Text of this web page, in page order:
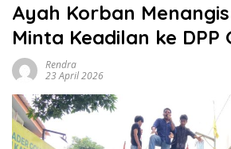
Ayah Korban
Minta Keadilan ke DPP
Rendra
23 April 2026